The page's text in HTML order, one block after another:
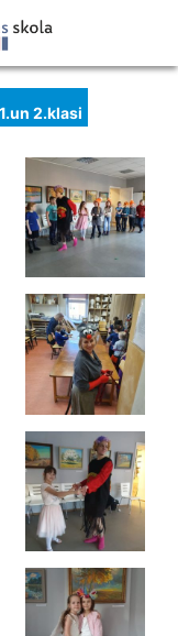
2.klasi